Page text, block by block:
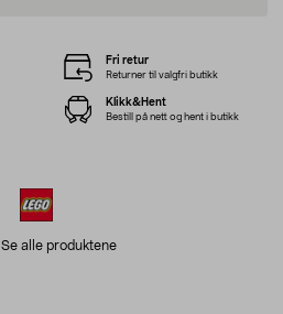
Se alle produktene
Fri retur
Returner til valgfri butikk
Klikk&Hent
Bestill på nett og hent i butikk